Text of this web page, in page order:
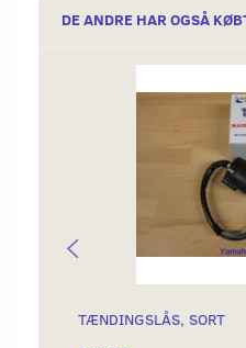
DE ANDRE HAR OGSÅ
TÆNDINGSLÅS, SORT